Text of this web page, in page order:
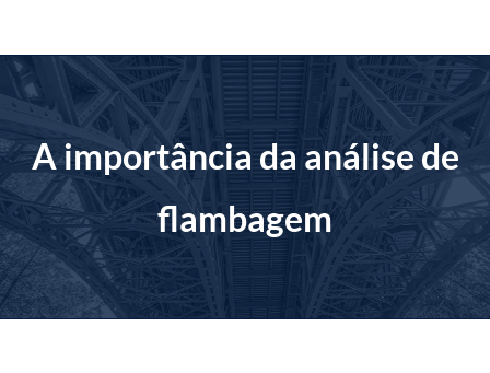
conteúdo
A importância da análise de
flambagem